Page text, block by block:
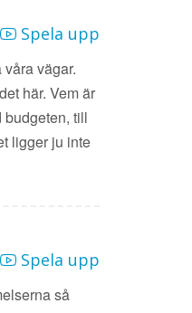
Spela upp
vägar.
här. Vem är
budgeten, till
ligger ju inte
Spela upp
så